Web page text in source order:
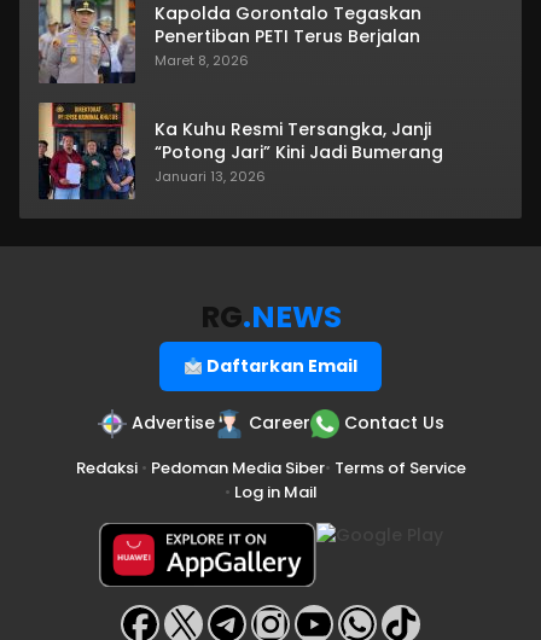
Kapolda Gorontalo Tegaskan
Penertiban PETI Terus Berjalan
Maret 8, 2026
Ka Kuhu Resmi Tersangka, Janji
“Potong Jari” Kini Jadi Bumerang
Januari 13, 2026
RG.NEWS
Daftarkan Email
Advertise Career Contact Us
Redaksi• Pedoman Media Siber• Terms of Service
• Log in Mail